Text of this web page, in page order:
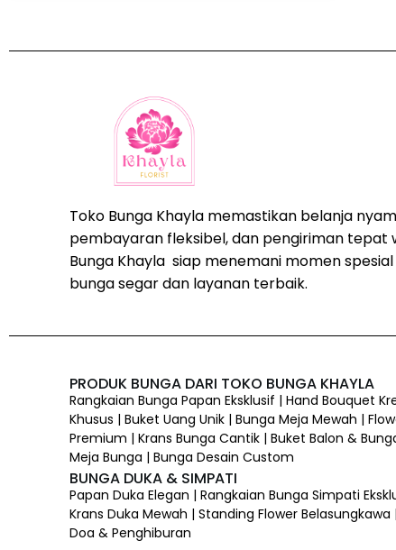
Toko Bunga Khayla memastikan belanja
pembayaran fleksibel, dan pengiriman tepat
Bunga Khayla siap menemani momen
bunga segar dan layanan terbaik.
PRODUK BUNGA DARI TOKO BUNGA KHAYLA
Rangkaian Bunga Papan Eksklusif | Hand Bouquet
Khusus | Buket Uang Unik | Bunga Meja Mewah |
Premium | Krans Bunga Cantik | Buket Balon &
Meja Bunga | Bunga Desain Custom
BUNGA DUKA & SIMPATI
Papan Duka Elegan | Rangkaian Bunga Simpati
Krans Duka Mewah | Standing Flower
Doa & Penghiburan